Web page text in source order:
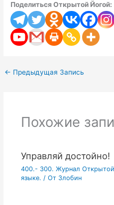
Поделиться Открытой Йогой:
← Предыдущая Запись
Похожие
Управляй достойно!
400.- 300. Журнал
языке. / От Злобин